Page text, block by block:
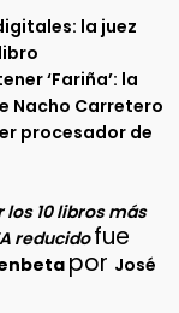
la juez
‘Fariña’: la
Nacho Carretero
procesador de
10 libros más
reducidofue
por José